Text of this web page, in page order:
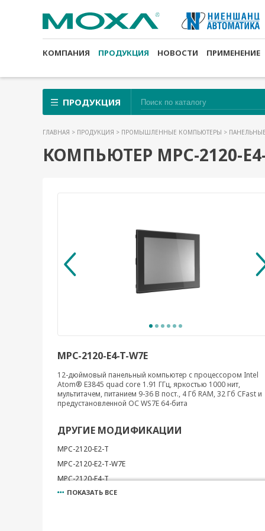
КОМПАНИЯ ПРОДУКЦИЯ НОВОСТИ ПРИМЕНЕНИЕ
ПРОДУКЦИЯ
ГЛАВНАЯ > ПРОДУКЦИЯ > ПРОМЫШЛЕННЫЕ КОМПЬЮТЕРЫ >
КОМПЬЮТЕР MPC-2120-E4-
MPC-2120-E4-T-W7E
12-дюймовый панельный компьютер с процессором Intel
Atom® E3845 quad core 1.91 ГГц, яркостью 1000 нит,
мультитачем, питанием 9-36 В пост., 4 Гб RAM, 32 Гб CFast и
предустановленной ОС WS7E 64-бита
ДРУГИЕ МОДИФИКАЦИИ
MPC-2120-E2-T
MPC-2120-E2-T-W7E
MPC-2120-E4-T
MPC-2120-E2-LB-T
ПОКАЗАТЬ ВСЕ